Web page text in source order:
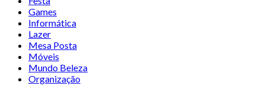
Games
Informática
Lazer
Mesa Posta
Móveis
Mundo Beleza
Organização